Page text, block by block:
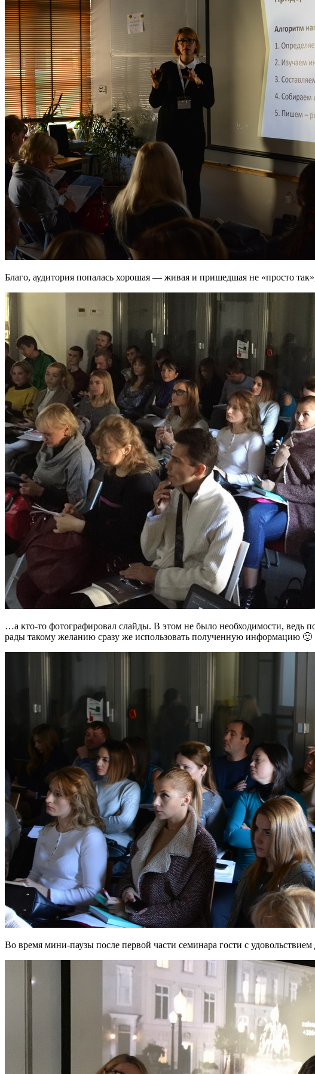
Благо, аудитория попалась хорошая — живая и пришедшая не «просто
…а кто-то фотографировал слайды. В этом не было необходимости, ведь
рады такому желанию сразу же использовать полученную информацию 🙂
Во время мини-паузы после первой части семинара гости с